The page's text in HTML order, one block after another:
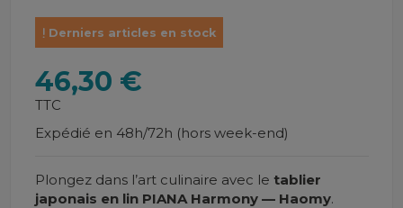
Derniers articles en stock
46,30 €
TTC
Expédié en 48h/72h (hors week-end)
Plongez dans l’art culinaire avec le tablier
japonais en lin PIANA Harmony — Haomy.